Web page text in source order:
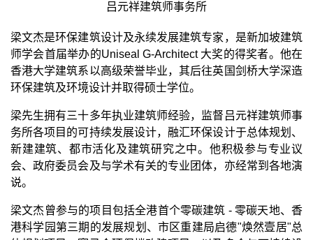
吕元祥建筑师事务所
梁文杰是环保建筑设计及永续发展建筑专家，是新加坡建筑
师学会首届举办的Uniseal G-Architect 大奖的得奖者。他在
香港大学建筑系以高级荣誉毕业，其后往英国剑桥大学深造
环保建筑及环境设计并取得硕士学位。
梁先生拥有三十多年执业建筑师经验，监督吕元祥建筑师事
务所各项目的可持续发展设计，融汇环保设计于总体规划、
新建建筑、都市活化及建筑研究之中。他积极参与专业议
会、政府委员会及与学术有关的专业团体，亦经常到各地演
说。
梁文杰曾参与的项目包括全港首个零碳建筑 -零碳天地、香
港科学园第三期的发展规划、市区重建局启德"焕然壹居"总